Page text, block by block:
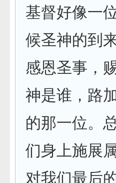
基督好像一
候圣神的到
感恩圣事，
神是谁，路
的那一位。
们身上施展
对我们最后